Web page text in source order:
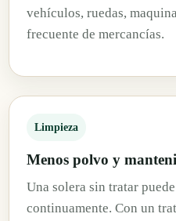
vehículos, ruedas,
frecuente de mercancías.
Limpieza
Menos polvo y
Una solera sin tratar
continuamente. Con un